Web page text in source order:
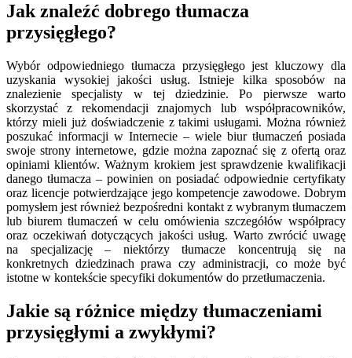
Jak znaleźć dobrego tłumacza
przysięgłego?
Wybór odpowiedniego tłumacza przysięgłego jest kluczowy dla
uzyskania wysokiej jakości usług. Istnieje kilka sposobów na
znalezienie specjalisty w tej dziedzinie. Po pierwsze warto
skorzystać z rekomendacji znajomych lub współpracowników,
którzy mieli już doświadczenie z takimi usługami. Można również
poszukać informacji w Internecie – wiele biur tłumaczeń posiada
swoje strony internetowe, gdzie można zapoznać się z ofertą oraz
opiniami klientów. Ważnym krokiem jest sprawdzenie kwalifikacji
danego tłumacza – powinien on posiadać odpowiednie certyfikaty
oraz licencje potwierdzające jego kompetencje zawodowe. Dobrym
pomysłem jest również bezpośredni kontakt z wybranym tłumaczem
lub biurem tłumaczeń w celu omówienia szczegółów współpracy
oraz oczekiwań dotyczących jakości usług. Warto zwrócić uwagę
na specjalizację – niektórzy tłumacze koncentrują się na
konkretnych dziedzinach prawa czy administracji, co może być
istotne w kontekście specyfiki dokumentów do przetłumaczenia.
Jakie są różnice między tłumaczeniami
przysięgłymi a zwykłymi?